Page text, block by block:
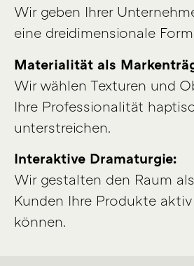
Wir geben Ihrer
eine dreidimensionale
Materialität als
Wir wählen Texturen und
Ihre Professionalität
unterstreichen.
Interaktive Dramaturgie:
Wir gestalten den Raum
Kunden Ihre Produkte
können.